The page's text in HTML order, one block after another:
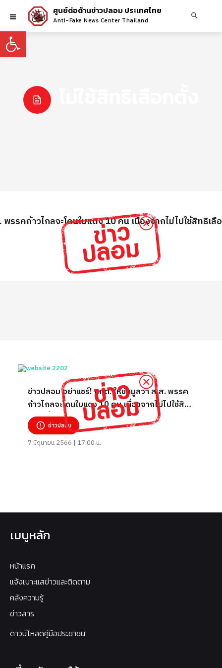
Open toolbar
ศูนย์ต่อต้านข่าวปลอม ประเทศไทย
Anti-Fake News Center Thailand
รคก้าวไกลจะโดนใบแดง 10 คน เนื่องจากไม่ไปใช้สิทธิเลื
ข่าวปลอม อย่าแชร์! กกต. ให้ข้อมูลว่า ส.ส. พรรค
ก้าวไกลจะโดนใบแดง 10 คน เนื่องจากไม่ไปใช้สิทธิ
เลือกตั้ง
ข่าวปลอม
7 มิถุนายน 2566 | 17:00 น.
เมนูหลัก
หน้าแรก
แจ้งเบาะแสข่าวและติดตาม
คลังความรู้
ข่าวสาร
ดาวน์โหลดคู่มือประชาชน